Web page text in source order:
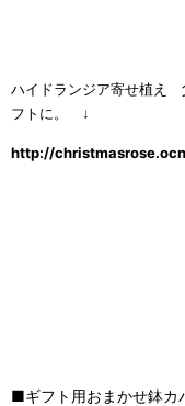
ハイドランジア寄せ植え
フトに。 ↓
http://
■ギフト用おまかせ鉢カ